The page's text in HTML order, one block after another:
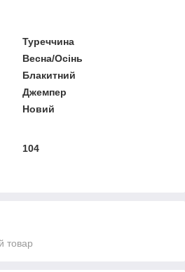
Туреччина
Весна/Осінь
Блакитний
Джемпер
Новий
104
товар